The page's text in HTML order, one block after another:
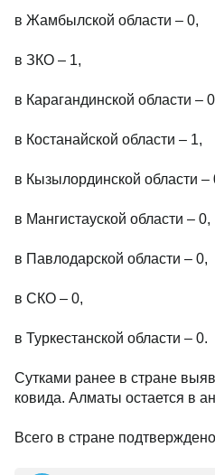
в Жамбылской области – 0,
в ЗКО – 1,
в Карагандинской области –
в Костанайской области – 1,
в Кызылординской области –
в Мангистауской области – 0,
в Павлодарской области – 0,
в СКО – 0,
в Туркестанской области – 0.
Сутками ранее в стране
ковида. Алматы остается в
Всего в стране